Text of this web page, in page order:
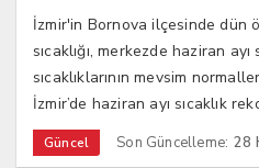
İzmir'in Bornova ilçesinde dün
sıcaklığı, merkezde haziran
sıcaklıklarının mevsim
İzmir’de haziran ayı sıcaklık
Güncel Son Güncelleme: 28